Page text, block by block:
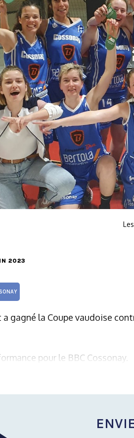
2023
gagné la Coupe vaudoise
pour le BBC Cossonay.